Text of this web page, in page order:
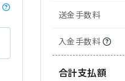
送金手数料
入金手数料
合計支払額